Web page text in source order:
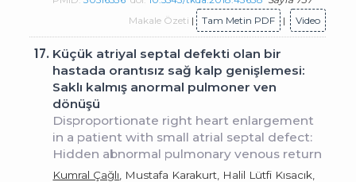
Makale Özeti | Tam Metin PDF | Video
17. Küçük atriyal septal defekti olan bir
hastada orantısız sağ kalp genişlemesi:
Saklı kalmış anormal pulmoner ven
dönüşü
Disproportionate right heart enlargement
in a patient with small atrial septal defect:
Hidden abnormal pulmonary venous return
Kumral Çağlı , Mustafa Karakurt, Halil Lütfi Kısacık,